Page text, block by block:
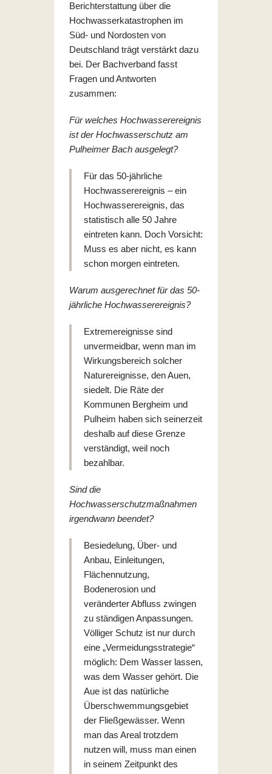
Berichterstattung über die
Hochwasserkatastrophen im
Süd- und Nordosten von
Deutschland trägt verstärkt dazu
bei. Der Bachverband fasst
Fragen und Antworten
zusammen:
Für welches Hochwasserereignis
ist der Hochwasserschutz am
Pulheimer Bach ausgelegt?
Für das 50-jährliche
Hochwasserereignis – ein
Hochwasserereignis, das
statistisch alle 50 Jahre
eintreten kann. Doch Vorsicht:
Muss es aber nicht, es kann
schon morgen eintreten.
Warum ausgerechnet für das 50-
jährliche Hochwasserereignis?
Extremereignisse sind
unvermeidbar, wenn man im
Wirkungsbereich solcher
Naturereignisse, den Auen,
siedelt. Die Räte der
Kommunen Bergheim und
Pulheim haben sich seinerzeit
deshalb auf diese Grenze
verständigt, weil noch
bezahlbar.
Sind die
Hochwasserschutzmaßnahmen
irgendwann beendet?
Besiedelung, Über- und
Anbau, Einleitungen,
Flächennutzung,
Bodenerosion und
veränderter Abfluss zwingen
zu ständigen Anpassungen.
Völliger Schutz ist nur durch
eine „Vermeidungsstrategie“
möglich: Dem Wasser lassen,
was dem Wasser gehört. Die
Aue ist das natürliche
Überschwemmungsgebiet
der Fließgewässer. Wenn
man das Areal trotzdem
nutzen will, muss man einen
in seinem Zeitpunkt des